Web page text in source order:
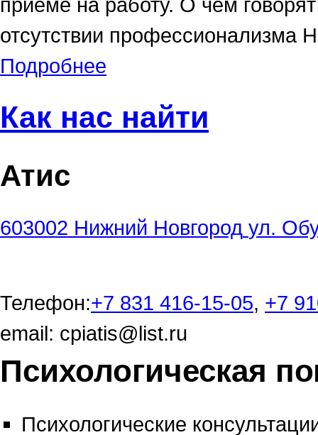
отсутствии профессионализма
Подробнее
Как нас найти
Атис
603002 Нижний Новгород ул.
Телефон:+7 831 416-15-05, +7
email: cpiatis@list.ru
Психологическая
Психологические